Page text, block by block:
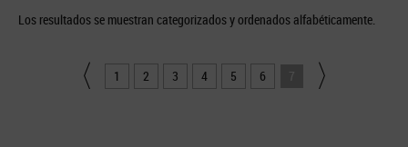
Los resultados se muestran categorizados y ordenados alfabéticamente.
1 2 3 4 5 6 7